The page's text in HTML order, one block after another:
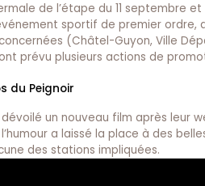
de l’étape du 11 septembre et
sportif de premier ordre,
(Châtel-Guyon, Ville
prévu plusieurs actions de
du Peignoir
dévoilé un nouveau film après
a laissé la place à des
des stations impliquées.